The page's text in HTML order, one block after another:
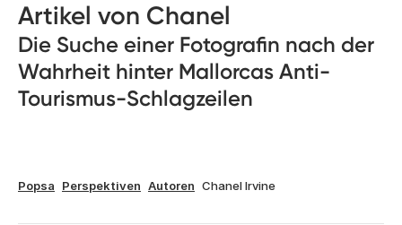
Artikel von Chanel
Die Suche einer Fotografin nach der
Wahrheit hinter Mallorcas Anti-
Tourismus-Schlagzeilen
Popsa Perspektiven Autoren Chanel Irvine